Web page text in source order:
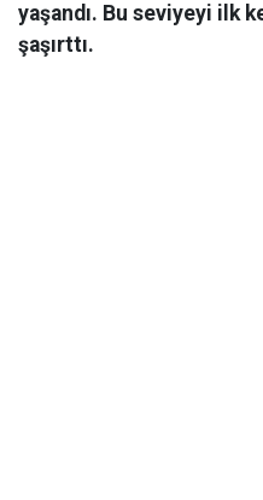
yaşandı. Bu seviyeyi ilk
şaşırttı.